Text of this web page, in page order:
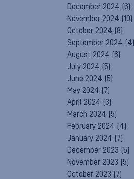
December 2024 (6)
November 2024 (10)
October 2024 (8)
September 2024 (4)
August 2024 (6)
July 2024 (5)
June 2024 (5)
May 2024 (7)
April 2024 (3)
March 2024 (5)
February 2024 (4)
January 2024 (7)
December 2023 (5)
November 2023 (5)
October 2023 (7)